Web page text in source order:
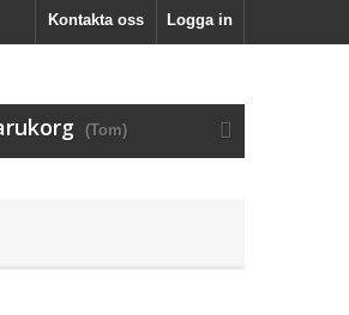
Logga in
Kontakta oss
(Tom)